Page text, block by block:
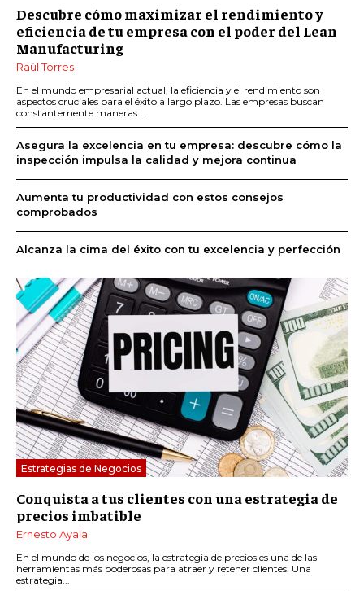
Descubre cómo maximizar el rendimiento y
eficiencia de tu empresa con el poder del Lean
Manufacturing
Raúl Torres
En el mundo empresarial actual, la eficiencia y el rendimiento son
aspectos cruciales para el éxito a largo plazo. Las empresas buscan
constantemente maneras...
Asegura la excelencia en tu empresa: descubre cómo la
inspección impulsa la calidad y mejora continua
Aumenta tu productividad con estos consejos
comprobados
Alcanza la cima del éxito con tu excelencia y perfección
Estrategias de Negocios
Conquista a tus clientes con una estrategia de
precios imbatible
Ernesto Ayala
En el mundo de los negocios, la estrategia de precios es una de las
herramientas más poderosas para atraer y retener clientes. Una
estrategia...